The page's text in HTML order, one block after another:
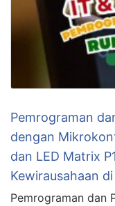
Pemrograman
dengan
dan LED Matrix
Kewirausahaan
Pemrograman dan